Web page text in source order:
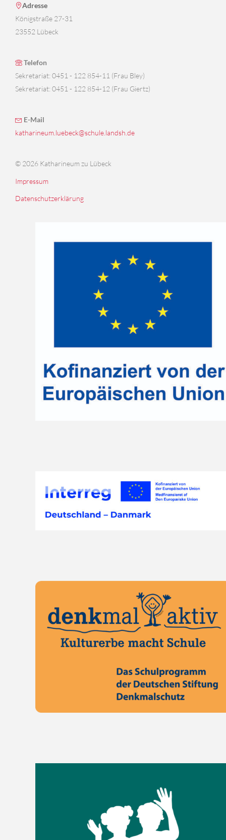
Adresse
Königstraße 27-31
23552 Lübeck
Telefon
Sekretariat: 0451 - 122 854-11 (Frau Bley)
Sekretariat: 0451 - 122 854-12 (Frau Giertz)
E-Mail
katharineum.luebeck@schule.landsh.de
© 2026 Katharineum zu Lübeck
Impressum
Datenschutzerklärung